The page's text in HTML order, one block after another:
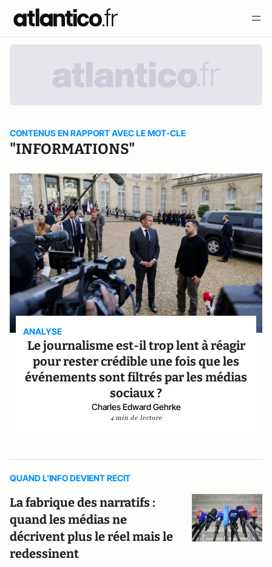
CONTENUS EN RAPPORT AVEC LE MOT-CLE
"INFORMATIONS"
ANALYSE
Le journalisme est-il trop lent à réagir
pour rester crédible une fois que les
événements sont filtrés par les médias
sociaux ?
Charles Edward Gehrke
4 min de lecture
QUAND L'INFO DEVIENT RECIT
La fabrique des narratifs :
quand les médias ne
décrivent plus le réel mais le
redessinent